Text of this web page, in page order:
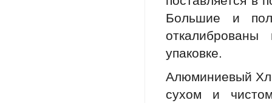
Большие и
упаковке.
Алюминиевый
сухом и